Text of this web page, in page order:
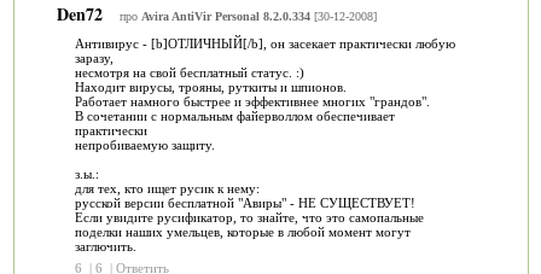
Den72 про Avira AntiVir Personal 8.2.0.334[30-12-2008]
Антивирус - [b]ОТЛИЧНЫЙ[/b], он засекает практически любую
заразу,
несмотря на свой бесплатный статус. :)
Находит вирусы, трояны, руткиты и шпионов.
Работает намного быстрее и эффективнее многих "грандов".
В сочетании с нормальным файерволлом обеспечивает
практически
непробиваемую защиту.
з.ы.:
для тех, кто ищет русик к нему:
русской версии бесплатной "Авиры" - НЕ СУЩЕСТВУЕТ!
Если увидите русификатор, то знайте, что это самопальные
поделки наших умельцев, которые в любой момент могут
заглючить.
6
| 6 | Ответить